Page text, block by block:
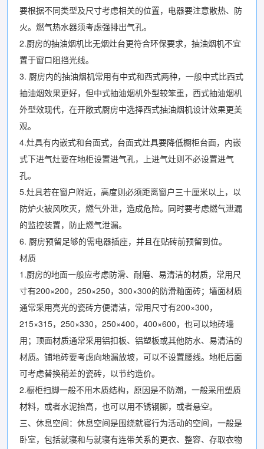
要根据不同类型及尺寸考虑相关的位置，电器要注意散热、防
火。燃气热水器须考虑强排出气孔。
2.厨房的抽油烟机比无烟灶台更符合环保要求，抽油烟机不宜
置于窗口阻挡光线。
3. 厨房内的抽油烟机常用有中式和西式两种，一般中式比西式
抽油烟效果更好，但中式抽油烟机外型较笨重，西式抽油烟机
外型效现代，在开敞式厨房中选择西式抽油烟机设计效果更美
观。
4.灶具有内嵌式和台面式，台面式灶具要降低橱柜台面，内嵌
式下进气灶要在地柜设置进气孔，上进气灶则不必设置进气
孔。
5.灶具若在窗户附近，高度则必须距离窗户三十厘米以上，以
防炉火被风吹灭，燃气外泄，造成危险。同时要考虑燃气泄漏
的监控装置，防止燃气泄漏。
6. 厨房预留足够的需电器插座，并且在贴砖前预留到位。
材质
1.厨房的地面一般应考虑防滑、耐磨、易清洁的材质，常用尺
寸有200×200，250×250，300×300的防滑釉面砖；墙面材质
通常采用亮光的瓷砖方便清洁，常用尺寸有200×300，
215×315，250×330，250×400，400×600，也可以地砖墙
用；顶面材质通常采用铝扣板、铝塑板或其他防水、易清洁的
材质。铺地砖要考虑向地漏放坡，可以不设置腰线。地柜后面
可考虑替换稍差的瓷砖，以节约造价。
2.橱柜扫脚一般不用木质结构，原因是不防潮，一般采用塑质
材料，或者水泥抬高，也可以用不锈钢脚，或者悬空。
三、休息空间：休息空间是围绕就寝行为活动的空间，一般是
卧室，包括就寝和与就寝有连带关系的更衣、整容、存取衣物